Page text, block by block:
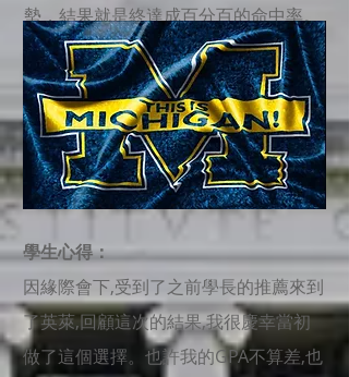
勢，結果就是終達成百分百的命中率。​
學生心得：
因緣際會下,受到了之前學長的推薦來到
了英萊,回顧這次的結果,我很慶幸當初
做了這個選擇。也許我的GPA不算差,也